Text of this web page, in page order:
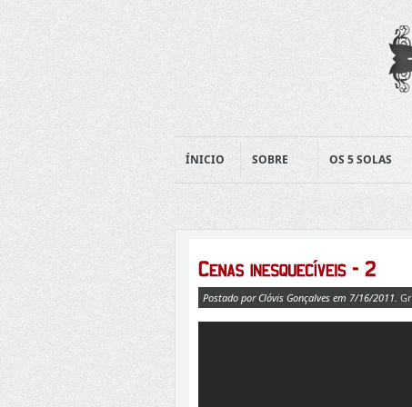
ÍNICIO SOBRE OS 5 SOLAS
Postado por Clóvis Gonçalves em 7/16/2011.